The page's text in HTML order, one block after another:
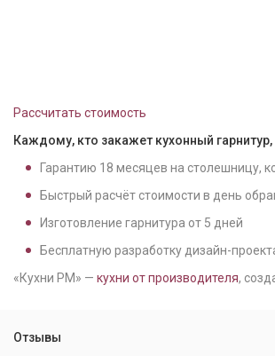
Рассчитать стоимость
Каждому, кто закажет кухонный
Гарантию 18 месяцев на столешницу,
Быстрый расчёт стоимости в день
Изготовление гарнитура от 5 дней
Бесплатную разработку дизайн-
«Кухни РМ» — кухни от производителя,
Отзывы